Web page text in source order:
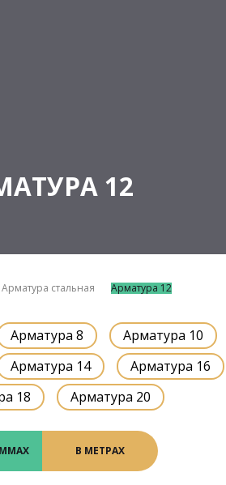
12
Арматура стальная Арматура 12
Арматура 8
Арматура 10
Арматура 14
Арматура 16
18
Арматура 20
В МЕТРАХ